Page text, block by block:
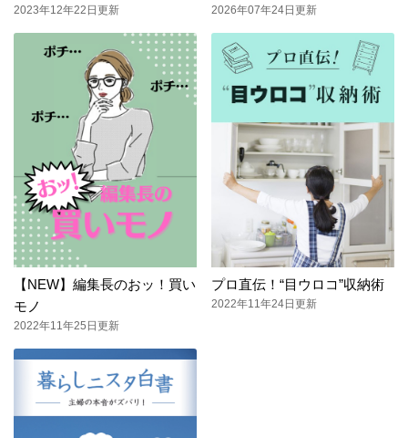
2023年12年22日更新 2026年07年24日更新
【NEW】編集長のおッ！買い
モノ
2022年11年25日更新
プロ直伝！“目ウロコ”収納術
2022年11年24日更新